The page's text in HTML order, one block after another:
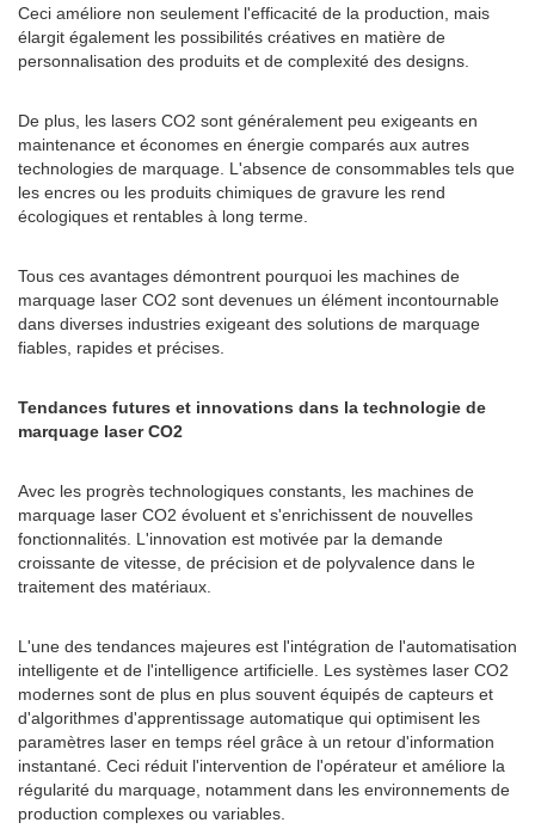
Ceci améliore non seulement l'efficacité de la production, mais
élargit également les possibilités créatives en matière de
personnalisation des produits et de complexité des designs.
De plus, les lasers CO2 sont généralement peu exigeants en
maintenance et économes en énergie comparés aux autres
technologies de marquage. L'absence de consommables tels que
les encres ou les produits chimiques de gravure les rend
écologiques et rentables à long terme.
Tous ces avantages démontrent pourquoi les machines de
marquage laser CO2 sont devenues un élément incontournable
dans diverses industries exigeant des solutions de marquage
fiables, rapides et précises.
Tendances futures et innovations dans la technologie de
marquage laser CO2
Avec les progrès technologiques constants, les machines de
marquage laser CO2 évoluent et s'enrichissent de nouvelles
fonctionnalités. L'innovation est motivée par la demande
croissante de vitesse, de précision et de polyvalence dans le
traitement des matériaux.
L'une des tendances majeures est l'intégration de l'automatisation
intelligente et de l'intelligence artificielle. Les systèmes laser CO2
modernes sont de plus en plus souvent équipés de capteurs et
d'algorithmes d'apprentissage automatique qui optimisent les
paramètres laser en temps réel grâce à un retour d'information
instantané. Ceci réduit l'intervention de l'opérateur et améliore la
régularité du marquage, notamment dans les environnements de
production complexes ou variables.